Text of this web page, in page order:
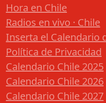
Hora en Chile
Radios en vivo · Chile
Inserta el Calendario
Política de Privacidad
Calendario Chile 2025
Calendario Chile 2026
Calendario Chile 2027